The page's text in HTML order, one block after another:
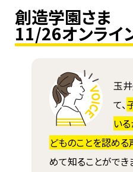
創造学園さま
11/26オンライ
玉
て、
い
どものことを認め
めて知ることができ